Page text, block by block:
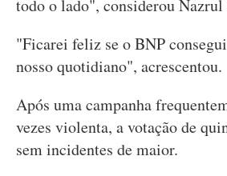
todo o lado", considerou
"Ficarei feliz se o BNP
nosso quotidiano", acrescentou.
Após uma campanha
vezes violenta, a votação de
sem incidentes de maior.